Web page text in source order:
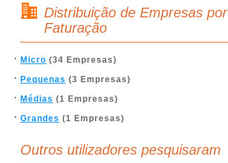
Distribuição de Empresas por
Faturação
Micro (34 Empresas)
Pequenas (3 Empresas)
Médias (1 Empresas)
Grandes (1 Empresas)
Outros utilizadores pesquisaram